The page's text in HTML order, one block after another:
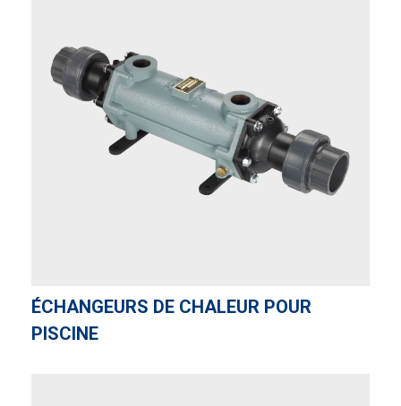
ÉCHANGEURS DE CHALEUR POUR
PISCINE